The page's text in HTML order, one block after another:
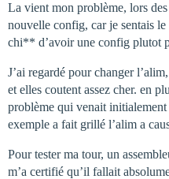
La vient mon problème, lors
nouvelle config, car je sentais
chi** d’avoir une config plutot
J’ai regardé pour changer
et elles coutent assez cher. en
problème qui venait
exemple a fait grillé l’alim a
Pour tester ma tour, un
m’a certifié qu’il fallait